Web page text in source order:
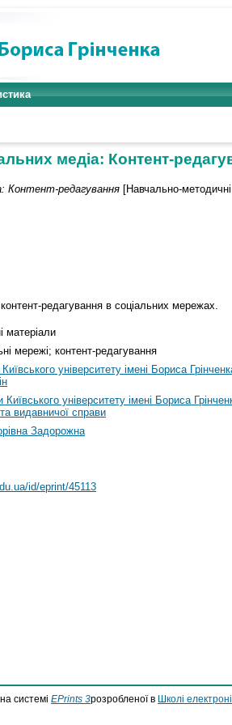
медіа: Контент-
Контент-редагування [Навчально-
редагування в соціальних мережах.
матеріали
мережі; контент-редагування
університету імені Бориса
Київського університету імені Бориса
видавничої справи
Задорожна
id/eprint/45113
системі EPrints 3розробленої в Школі